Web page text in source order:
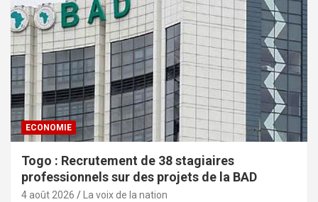
ECONOMIE
Togo : Recrutement de 38 stagiaires
professionnels sur des projets de la BAD
4 août 2026 La voix de la nation